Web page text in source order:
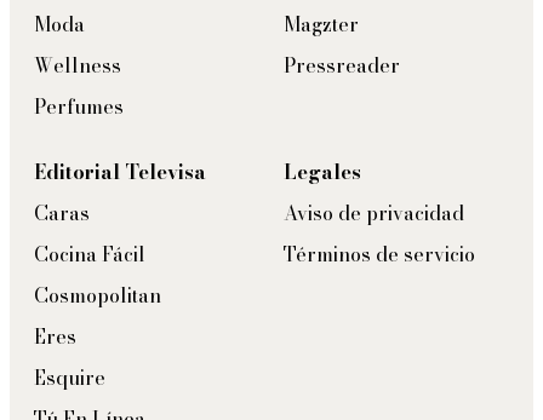
Moda
Wellness
Perfumes
Magzter
Pressreader
Editorial Televisa
Caras
Cocina Fácil
Cosmopolitan
Eres
Esquire
Legales
Aviso de privacidad
Términos de servicio